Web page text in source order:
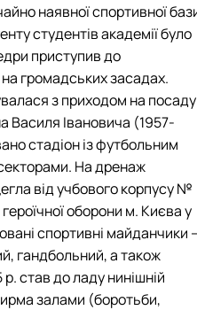
наявної спортивної
студентів академії було
приступив до
громадських засадах.
з приходом на посаду
Василя Івановича (1957-
стадіон із футбольним
На дренаж
від учбового корпусу №
оборони м. Києва у
спортивні майданчики
гандбольний, а також
став до ладу нинішній
залами (боротьби,